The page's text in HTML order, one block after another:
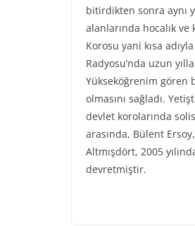
bitirdikten sonra aynı
alanlarında hocalık
Korosu yani kısa
Radyosu’nda uzun
Yükseköğrenim gören
olmasını sağladı.
devlet korolarında
arasında, Bülent
Altmışdört, 2005
devretmiştir.